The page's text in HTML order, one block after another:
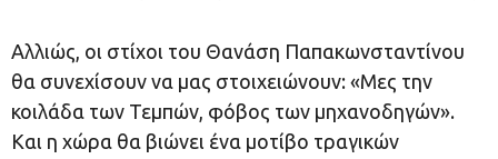
Αλλιώς, οι στίχοι του Θανάση Παπακωνσταντίνου
θα συνεχίσουν να μας στοιχειώνουν: «Μες την
κοιλάδα των Τεμπών, φόβος των μηχανοδηγών».
Και η χώρα θα βιώνει ένα μοτίβο τραγικών